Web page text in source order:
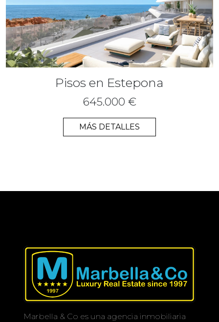
Pisos en Estepona
645.000 €
MÁS DETALLES
Marbella & Co es una agencia inmobiliaria